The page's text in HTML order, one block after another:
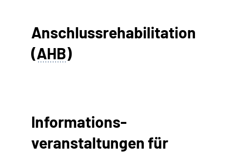
Anschlussrehabilitation
(AHB)
Informations-
veranstaltungen für